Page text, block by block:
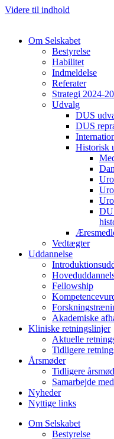
Videre til indhold
Om Selskabet
Bestyrelse
Habilitet
Indmeldelse
Referater
Strategi 2024-
Udvalg
DUS
DUS
Historisk
Vedtægter
Uddannelse
Fellowship
Akademiske
Kliniske retningslinjer
Aktuelle
Tidligere
Årsmøder
Tidligere
Samarbejde
Nyheder
Nyttige links
Om Selskabet
Bestyrelse